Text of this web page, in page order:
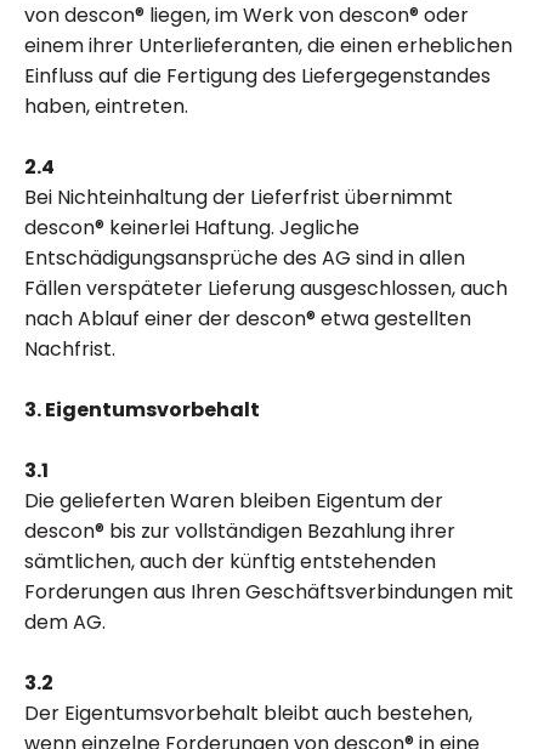
von descon® liegen, im Werk von descon® oder
einem ihrer Unterlieferanten, die einen erheblichen
Einfluss auf die Fertigung des Liefergegenstandes
haben, eintreten.
2.4
Bei Nichteinhaltung der Lieferfrist übernimmt
descon® keinerlei Haftung. Jegliche
Entschädigungsansprüche des AG sind in allen
Fällen verspäteter Lieferung ausgeschlossen, auch
nach Ablauf einer der descon® etwa gestellten
Nachfrist.
3. Eigentumsvorbehalt
3.1
Die gelieferten Waren bleiben Eigentum der
descon® bis zur vollständigen Bezahlung ihrer
sämtlichen, auch der künftig entstehenden
Forderungen aus Ihren Geschäftsverbindungen mit
dem AG.
3.2
Der Eigentumsvorbehalt bleibt auch bestehen,